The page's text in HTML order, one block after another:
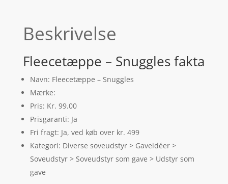
Beskrivelse
Fleecetæppe – Snuggles fakta
Navn: Fleecetæppe – Snuggles
Mærke:
Pris: Kr. 99.00
Prisgaranti: Ja
Fri fragt: Ja, ved køb over kr. 499
Kategori: Diverse soveudstyr > Gaveidéer >
Soveudstyr > Soveudstyr som gave > Udstyr som
gave